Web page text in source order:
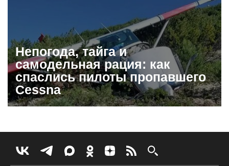
Непогода, тайга и
самодельная рация: как
спаслись пилоты пропавшего
Cessna